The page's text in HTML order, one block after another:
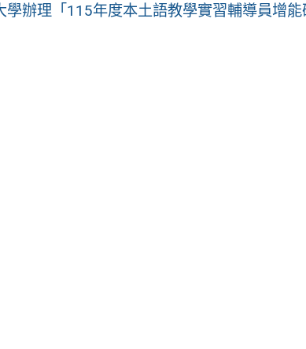
學辦理「115年度本土語教學實習輔導員增能